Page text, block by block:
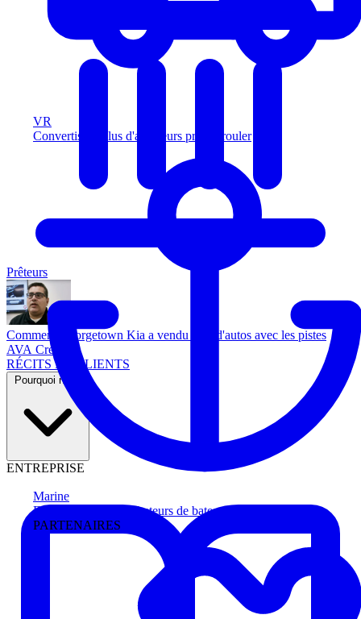
VR
Convertissez plus d'acheteurs prêts à rouler
Marine
Faites avancer les acheteurs de bateau
PARTENAIRES
Prêteurs
Comment Georgetown Kia a vendu plus d'autos avec les pistes
AVA Credit
RÉCITS DE CLIENTS
Pourquoi nous
ENTREPRISE